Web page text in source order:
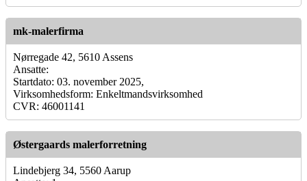
mk-malerfirma
Nørregade 42, 5610 Assens
Ansatte:
Startdato: 03. november 2025,
Virksomhedsform: Enkeltmandsvirksomhed
CVR: 46001141
Østergaards malerforretning
Lindebjerg 34, 5560 Aarup